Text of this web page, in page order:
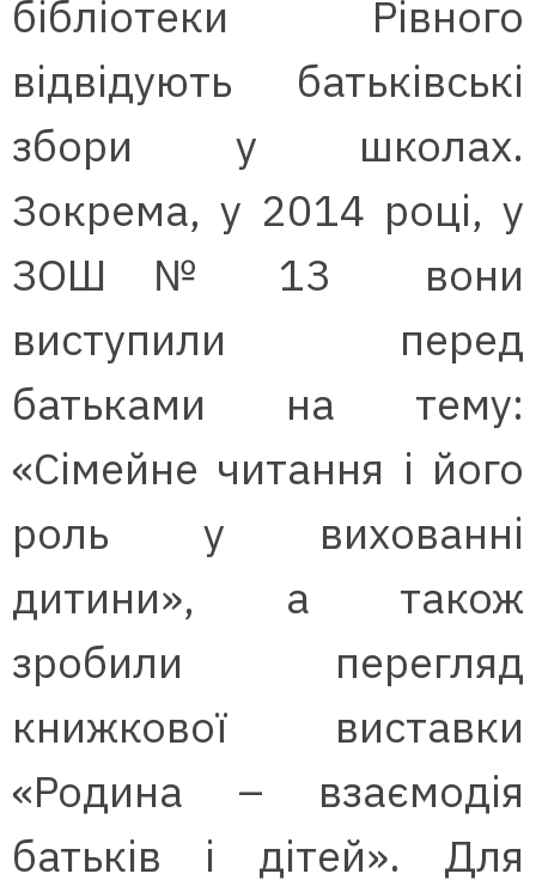
бібліотеки Рівного
відвідують батьківські
збори у школах.
Зокрема, у 2014 році, у
ЗОШ № 13 вони
виступили перед
батьками на тему:
«Сімейне читання і його
роль у вихованні
дитини», а також
зробили перегляд
книжкової виставки
«Родина – взаємодія
батьків і дітей». Для